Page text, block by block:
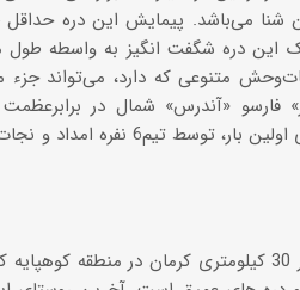
این دره شگفت‌ انگیز به واسطه طول
متنوعی که دارد، می‌تواند
فارسو «آندرس» شمال در
تابستان 1388 برای